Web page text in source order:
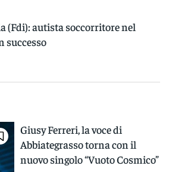
(Fdi): autista soccorritore nel
successo
Giusy Ferreri, la voce di
Abbiategrasso torna con il
nuovo singolo “Vuoto Cosmico”